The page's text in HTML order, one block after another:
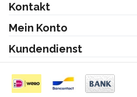
Kontakt
Mein Konto
Kundendienst